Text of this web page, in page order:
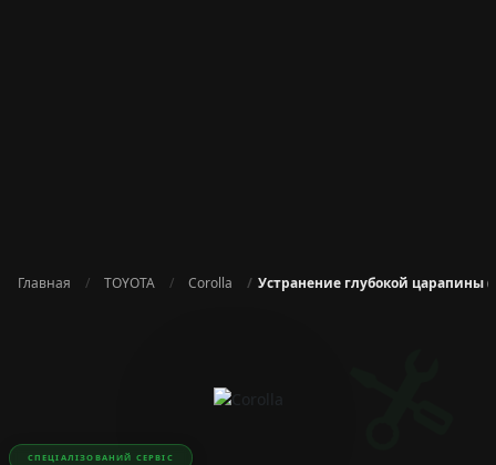
Главная TOYOTA Corolla Устранение глубокой царапины
СПЕЦІАЛІЗОВАНИЙ СЕРВІС